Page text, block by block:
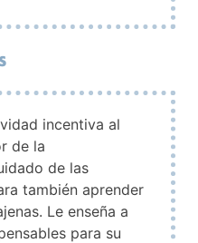
incentiva al
de la
de las
también aprender
Le enseña a
para su